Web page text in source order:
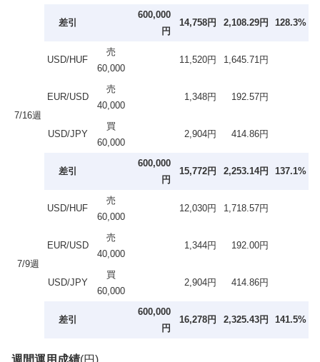
差引
600,000
円
14,758円 2,108.29円 128.3%
7/16週
USD/HUF
売
60,000
11,520円 1,645.71円
EUR/USD
売
40,000
1,348円 192.57円
USD/JPY
買
60,000
2,904円 414.86円
差引
600,000
円
15,772円 2,253.14円 137.1%
7/9週
USD/HUF
売
60,000
12,030円 1,718.57円
EUR/USD
売
40,000
1,344円 192.00円
USD/JPY
買
60,000
2,904円 414.86円
差引
600,000
円
16,278円 2,325.43円 141.5%
週間運用成績(円)